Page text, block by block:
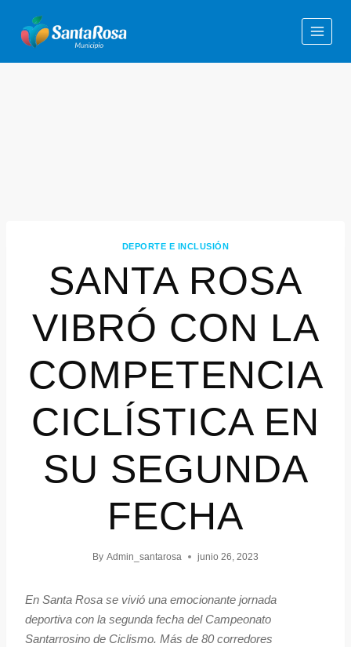
DEPORTE E INCLUSIÓN
SANTA ROSA
VIBRÓ CON LA
COMPETENCIA
CICLÍSTICA EN
SU SEGUNDA
FECHA
By Admin_santarosa junio 26, 2023
En Santa Rosa se vivió una emocionante jornada
deportiva con la segunda fecha del Campeonato
Santarrosino de Ciclismo. Más de 80 corredores